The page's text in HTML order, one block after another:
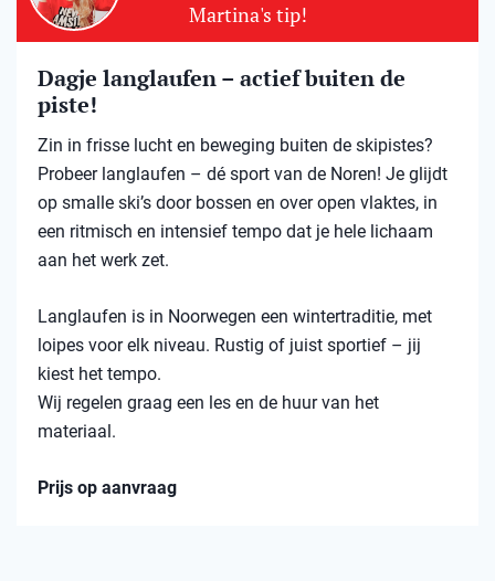
Martina's tip!
Dagje langlaufen – actief buiten de
piste!
Zin in frisse lucht en beweging buiten de skipistes?
Probeer langlaufen – dé sport van de Noren! Je glijdt
op smalle ski’s door bossen en over open vlaktes, in
een ritmisch en intensief tempo dat je hele lichaam
aan het werk zet.
Langlaufen is in Noorwegen een wintertraditie, met
loipes voor elk niveau. Rustig of juist sportief – jij
kiest het tempo.
Wij regelen graag een les en de huur van het
materiaal.
Prijs op aanvraag